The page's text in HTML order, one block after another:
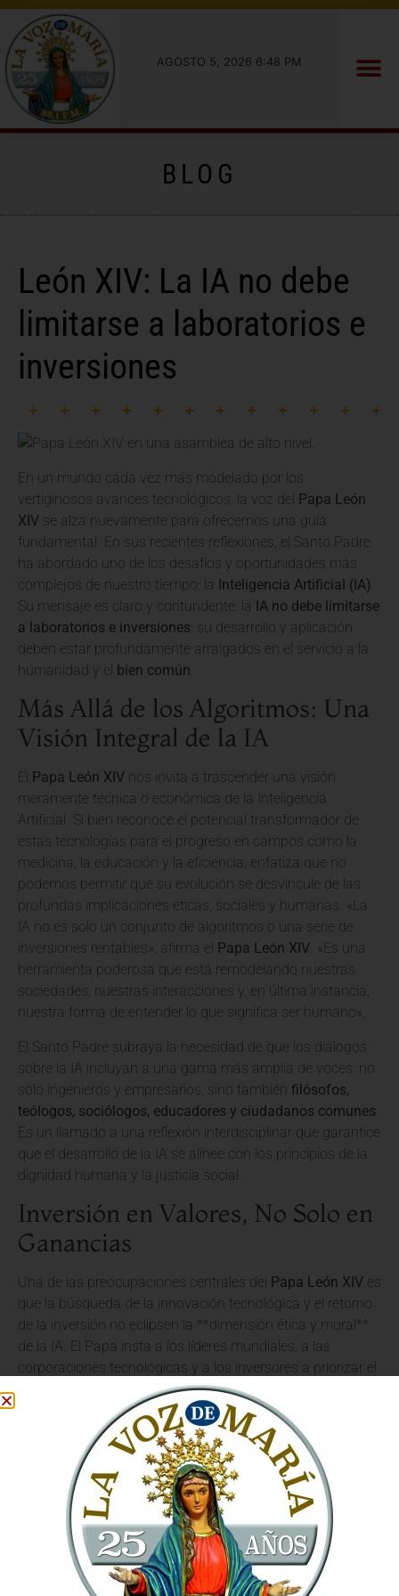
AGOSTO 5, 2026 6:48 PM
BLOG
León XIV: La IA no debe
limitarse a laboratorios e
inversiones
En un mundo cada vez más modelado por los
vertiginosos avances tecnológicos, la voz del Papa León
XIV se alza nuevamente para ofrecernos una guía
fundamental. En sus recientes reflexiones, el Santo Padre
ha abordado uno de los desafíos y oportunidades más
complejos de nuestro tiempo: la Inteligencia Artificial (IA)
Su mensaje es claro y contundente: la IA no debe limitarse
a laboratorios e inversiones; su desarrollo y aplicación
deben estar profundamente arraigados en el servicio a la
humanidad y el bien común
Más Allá de los Algoritmos: Una
Visión Integral de la IA
Papa León XIV nos invita a trascender una visión
meramente técnica o económica de la Inteligencia
Artificial. Si bien reconoce el potencial transformador de
estas tecnologías para el progreso en campos como la
medicina, la educación y la eficiencia, enfatiza que no
podemos permitir que su evolución se desvincule de las
profundas implicaciones éticas, sociales y humanas. «La
IA no es solo un conjunto de algoritmos o una serie de
inversiones rentables», afirma el Papa León XIV. «Es una
herramienta poderosa que está remodelando nuestras
sociedades, nuestras interacciones y, en última instancia,
nuestra forma de entender lo que significa ser humano».
El Santo Padre subraya la necesidad de que los diálogos
sobre la IA incluyan a una gama más amplia de voces: no
solo ingenieros y empresarios, sino también filósofos,
teólogos, sociólogos, educadores y ciudadanos comunes
Es un llamado a una reflexión interdisciplinar que garantice
que el desarrollo de la IA se alinee con los principios de la
dignidad humana y la justicia social.
Inversión en Valores, No Solo en
Ganancias
Una de las preocupaciones centrales del Papa León XIV es
que la búsqueda de la innovación tecnológica y el retorno
de la inversión no eclipsen la **dimensión ética y moral**
de la IA. El Papa insta a los líderes mundiales, a las
corporaciones tecnológicas y a los inversores a priorizar el
impacto humano sobre la mera ganancia económica. Esto
Desarrollo Ético:Asegurar que la IA se construya y
utilice de manera que respete los derechos humanos
fundamentales, la privacidad y la autonomía
individual.
Inclusión y Equidad:Evitar que la brecha digital se
amplíe, garantizando que los beneficios de la IA sean
accesibles para todos, especialmente para los más